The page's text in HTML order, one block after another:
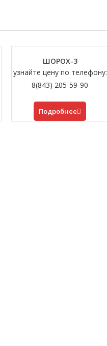
ШОРОХ-3
узнайте цену по телефону:
8(843) 205-59-90
Подробнее